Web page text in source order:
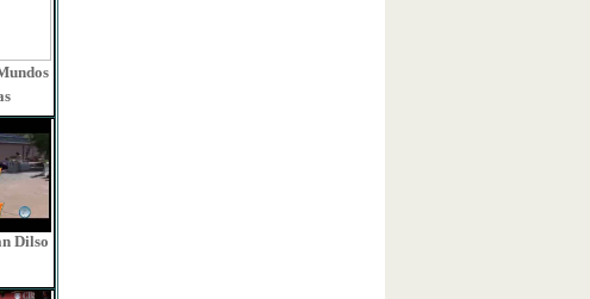
Dilso